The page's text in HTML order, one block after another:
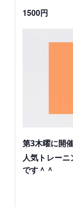
1500円
第3木曜に開
人気トレー
です＾＾